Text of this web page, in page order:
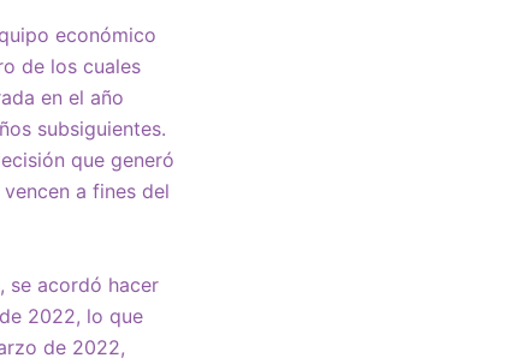
económico
de los cuales
en el año
subsiguientes.
que generó
a fines del
se acordó hacer
2022, lo que
de 2022,